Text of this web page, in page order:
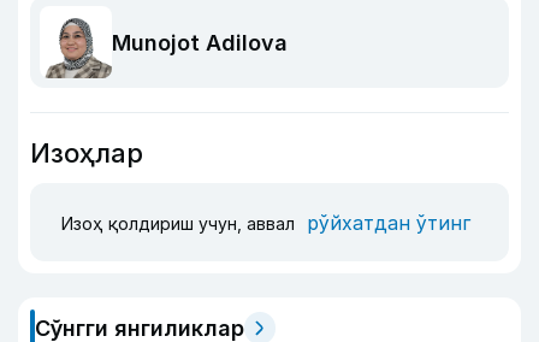
Munojot Adilova
Изоҳлар
Изоҳ қолдириш учун, аввал рўйхатдан ўтинг
Сўнгги янгиликлар